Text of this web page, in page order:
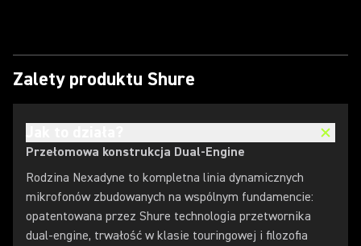
Zalety produktu Shure
Przełomowa konstrukcja Dual-Engine
Rodzina Nexadyne to kompletna linia dynamicznych
mikrofonów zbudowanych na wspólnym fundamencie:
opatentowana przez Shure technologia przetwornika
dual-engine, trwałość w klasie touringowej i filozofia